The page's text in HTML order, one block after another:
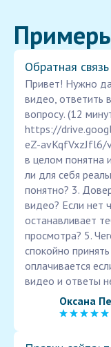
Обратная
Привет! Нужно
видео, ответить
вопросу. (12
https://
eZ-avKqfVxzJfl6/
в целом понятна
ли для себя
понятно? 3.
видео? Если нет
останавливает
просмотра? 5.
спокойно
оплачивается
видео и ответы
Оксана